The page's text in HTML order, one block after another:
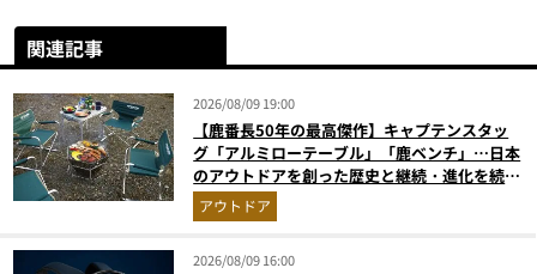
関連記事
2026/08/09 19:00
【鹿番長50年の最高傑作】キャプテンスタッ
グ「アルミローテーブル」「鹿ベンチ」…日本
のアウトドアを創った歴史と継続・進化を続け
る定番神ギア11選
アウトドア
2026/08/09 16:00